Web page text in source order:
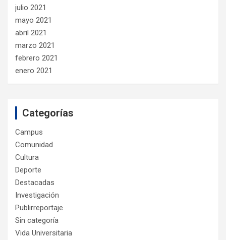
julio 2021
mayo 2021
abril 2021
marzo 2021
febrero 2021
enero 2021
Categorías
Campus
Comunidad
Cultura
Deporte
Destacadas
Investigación
Publirreportaje
Sin categoría
Vida Universitaria